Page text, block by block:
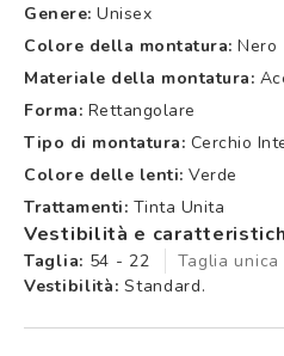
Genere: Unisex
Colore della montatura: Nero
Materiale della montatura:
Forma: Rettangolare
Tipo di montatura: Cerchio
Colore delle lenti: Verde
Trattamenti: Tinta Unita
Vestibilità e
Taglia: 54 - 22 Taglia unica
Vestibilità: Standard.